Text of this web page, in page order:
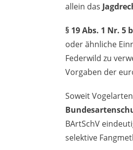
allein das
§ 19 Abs. 1 Nr. 5
oder ähnliche
Federwild zu
Vorgaben der
Soweit Vogelarten
BArtSchV
selektive